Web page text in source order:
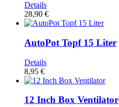
Details
28,90 €
AutoPot Topf 15 Liter
Details
8,95 €
12 Inch Box Ventilator